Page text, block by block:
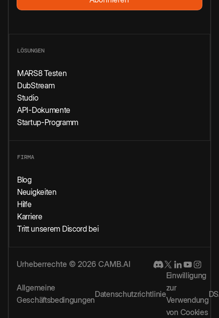
LÖSUNGEN
MARS8 Testen
DubStream
Studio
API-Dokumente
Startup-Programm
FIRMA
Blog
Neuigkeiten
Hilfe
Karriere
Tritt unserem Discord bei
Urheberrechte © 2026 CAMB.AI
Allgemeine
Geschäftsbedingungen
Datenschutzrichtlinie
Einwilligung
zur
Verwendung
von Cookies